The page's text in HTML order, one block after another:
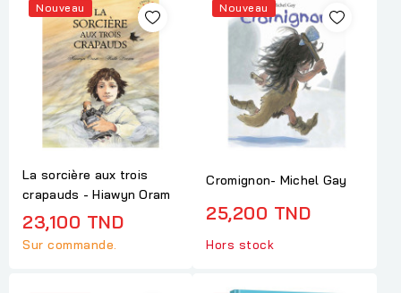
Nouveau
La sorcière aux trois
crapauds - Hiawyn Oram
23,100 TND
Sur commande.
Nouveau
Cromignon- Michel Gay
25,200 TND
Hors stock